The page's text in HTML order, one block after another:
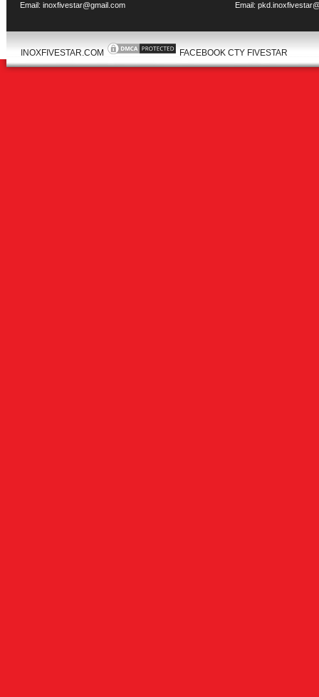
Email: inoxfivestar@gmail.com
Email:
INOXFIVESTAR.COM FACEBOOK CTY FIVESTAR